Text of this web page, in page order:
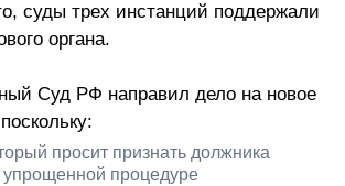
суды трех инстанций поддержали
органа.
Суд РФ направил дело на новое
просит признать должника
упрощенной процедуре